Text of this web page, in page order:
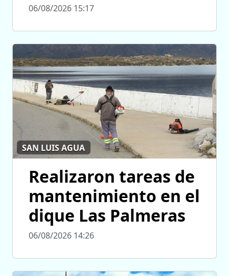
06/08/2026 15:17
SAN LUIS AGUA
Realizaron tareas de
mantenimiento en el
dique Las Palmeras
06/08/2026 14:26